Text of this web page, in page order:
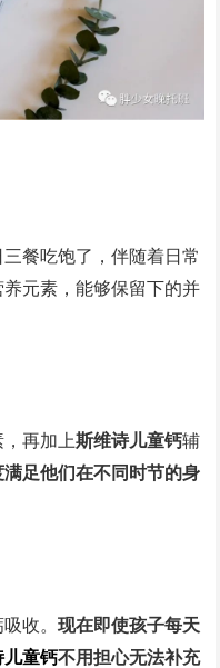
餐吃饱了，伴随着日常
元素，能够保留下的并
，再加上斯维诗儿童钙辅
满足他们在不同时节的身
吸收。现在即使孩子每天
儿童钙不用担心无法补充